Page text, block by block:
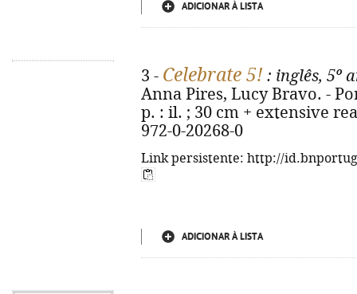
ADICIONAR À LISTA
3 - Celebrate 5! : inglês, 5º
Anna Pires, Lucy Bravo. -
p. : il. ; 30 cm + extensive
972-0-20268-0
Link persistente: http://
ADICIONAR À LISTA